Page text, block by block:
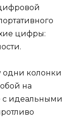
цифры:
одни колонки
на
с идеальными